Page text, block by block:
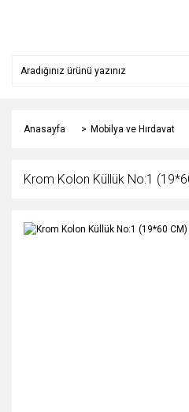
Anasayfa Mobilya ve Hırdavat
Krom Kolon Küllük No:1